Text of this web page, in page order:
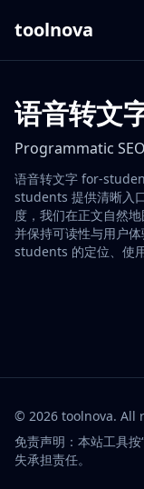
toolnova
语音转文
Programmatic
语音转文字 for-
students 提供清晰入
度，我们在正文自然
并保持可读性与用户
students 的定位、使
© 2026 toolnova. All
免责声明：本站工具
失承担责任。